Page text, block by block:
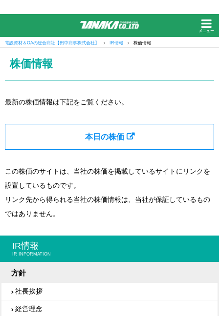
メニュー
電設資材＆OAの総合商社【田中商事株式会社】 IR情報 株価情報
株価情報
最新の株価情報は下記をご覧ください。
本日の株価
この株価のサイトは、当社の株価を掲載しているサイトにリンクを
設置しているものです。
リンク先から得られる当社の株価情報は、当社が保証しているもの
ではありません。
IR情報
IR INFORMATION
方針
社長挨拶
経営理念